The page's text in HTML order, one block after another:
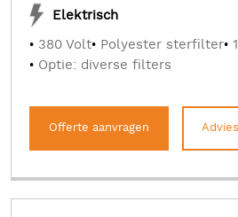
Elektrisch
380 Volt Polyester sterfilter
Optie: diverse filters
Offerte aanvragen